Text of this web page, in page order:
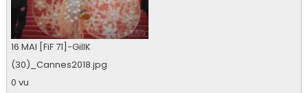
16 MAI [FiF 71]-GillK
(30)_Cannes2018.jpg
0 vu